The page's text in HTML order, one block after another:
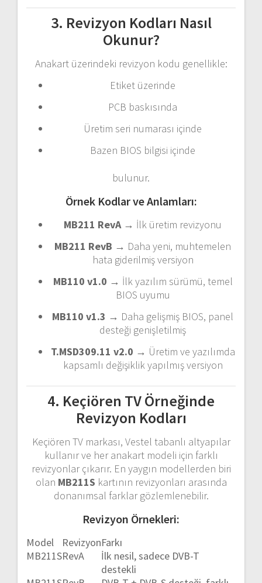
3. Revizyon Kodları Nasıl
Okunur?
Anakart üzerindeki revizyon kodu genellikle:
Etiket üzerinde
PCB baskısında
Üretim seri numarası içinde
Bazen BIOS bilgisi içinde
bulunur.
Örnek Kodlar ve Anlamları:
MB211 RevA→ İlk üretim revizyonu
MB211 RevB → Daha yeni, muhtemelen
hata giderilmiş versiyon
MB110 v1.0 → İlk yazılım sürümü, temel
BIOS uyumu
MB110 v1.3 → Daha gelişmiş BIOS, panel
desteği genişletilmiş
T.MSD309.11 v2.0 → Üretim ve yazılımda
kapsamlı değişiklik yapılmış versiyon
4. Keçiören TV Örneğinde
Revizyon Kodları
Keçiören TV markası, Vestel tabanlı altyapılar
kullanır ve her anakart modeli için farklı
revizyonlar çıkarır. En yaygın modellerden biri
olan MB211S kartının revizyonları arasında
donanımsal farklar gözlemlenebilir.
Revizyon Örnekleri:
Model RevizyonFarkı
MB211SRevA
İlk nesil, sadece DVB-T
destekli